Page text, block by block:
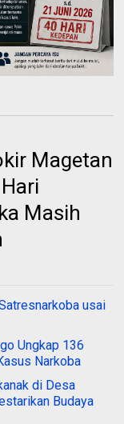
Magetan
Masih
usai
Ungkap 136
Narkoba
di Desa
Budaya